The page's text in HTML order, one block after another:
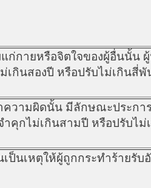
ก่กายหรือจิตใจของผู้อื่นนั้น
เกินสองปี หรือปรับไม่เกินสี่
วามผิดนั้น มีลักษณะประกา
คุกไม่เกินสามปี หรือปรับไ
ป็นเหตุให้ผู้ถูกกระทำร้ายรับ